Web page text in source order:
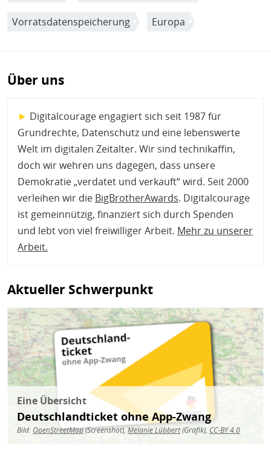
Vorratsdatenspeicherung Europa
Über uns
► Digitalcourage engagiert sich seit 1987 für
Grundrechte, Datenschutz und eine lebenswerte
Welt im digitalen Zeitalter. Wir sind technikaffin,
doch wir wehren uns dagegen, dass unsere
Demokratie „verdatet und verkauft“ wird. Seit 2000
verleihen wir die BigBrotherAwards. Digitalcourage
ist gemeinnützig, finanziert sich durch Spenden
und lebt von viel freiwilliger Arbeit. Mehr zu unserer
Arbeit.
Aktueller Schwerpunkt
Bild
Eine Übersicht
Deutschlandticket ohne App-Zwang
Bild: OpenStreetMap(Screenshot),Melanie Lübbert(Grafik), CC-BY 4.0